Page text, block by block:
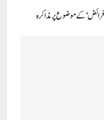
فرائض‘ کے موضوع پر مذاکرہ